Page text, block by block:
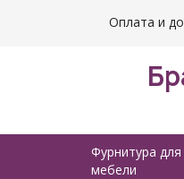
Оплата и
Фурнитура для
мебели